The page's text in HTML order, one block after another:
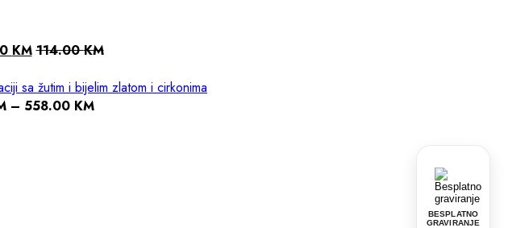
KM 114.00KM
– 558.00 KM
BESPLATNO
GRAVIRANJE